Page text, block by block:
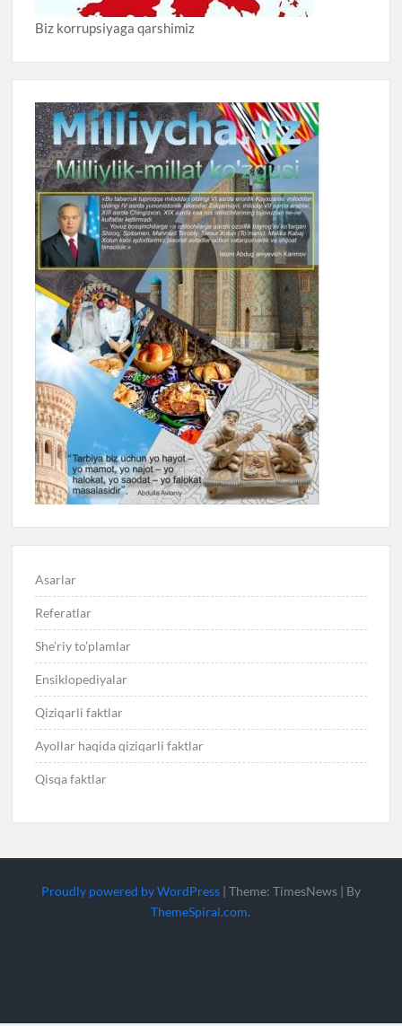
Biz korrupsiyaga qarshimiz
Asarlar
Referatlar
She’riy to’plamlar
Ensiklopediyalar
Qiziqarli faktlar
Ayollar haqida qiziqarli faktlar
Qisqa faktlar
Proudly powered by WordPress | Theme: TimesNews | By
ThemeSpiral.com.